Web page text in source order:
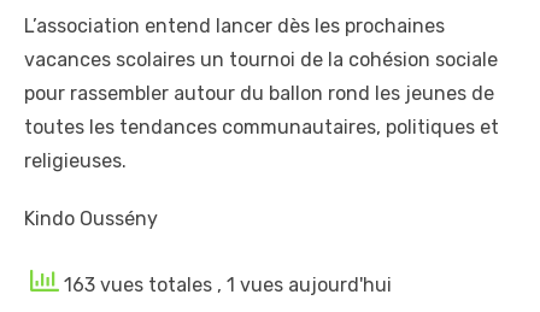
L’association entend lancer dès les prochaines
vacances scolaires un tournoi de la cohésion sociale
pour rassembler autour du ballon rond les jeunes de
toutes les tendances communautaires, politiques et
religieuses.
Kindo Oussény
163 vues totales , 1 vues aujourd'hui